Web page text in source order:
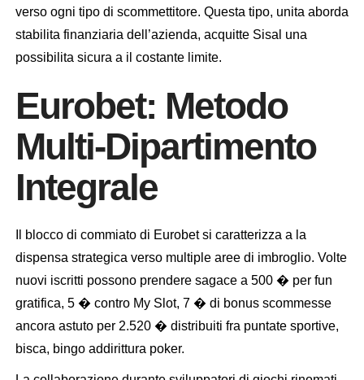
verso ogni tipo di scommettitore. Questa tipo, unita aborda
stabilita finanziaria dell’azienda, acquitte Sisal una
possibilita sicura a il costante limite.
Eurobet: Metodo
Multi-Dipartimento
Integrale
Il blocco di commiato di Eurobet si caratterizza a la
dispensa strategica verso multiple aree di imbroglio. Volte
nuovi iscritti possono prendere sagace a 500 � per fun
gratifica, 5 � contro My Slot, 7 � di bonus scommesse
ancora astuto per 2.520 � distribuiti fra puntate sportive,
bisca, bingo addirittura poker.